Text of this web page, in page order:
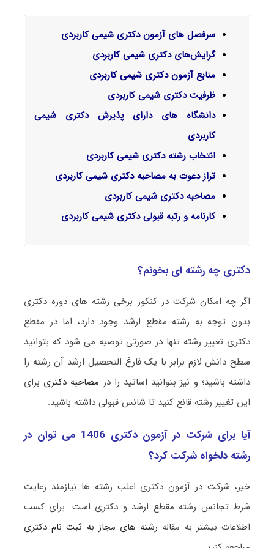
سرفصل‌ های آزمون دکتری شیمی کاربردی
گرایش‌های دکتری شیمی کاربردی
منابع آزمون دکتری شیمی کاربردی
ظرفیت دکتری شیمی کاربردی
دانشگاه های دارای پذیرش دکتری شیمی
کاربردی
انتخاب رشته دکتری شیمی کاربردی
تراز دعوت به مصاحبه دکتری شیمی کاربردی
مصاحبه دکتری شیمی کاربردی
کارنامه و رتبه قبولی دکتری شیمی کاربردی
دکتری چه رشته ای بخونم؟
اگر چه امکان شرکت در کنکور برخی رشته های دوره دکتری
بدون توجه به رشته مقطع ارشد وجود دارد، اما در مقطع
دکتری تغییر رشته تنها در صورتی توصیه می شود که بتوانید
سطح دانش لازم برابر با یک فارغ التحصیل ارشد آن رشته را
داشته باشید؛ و نیز بتوانید اساتید را در مصاحبه دکتری برای
این تغییر رشته قانع کنید تا شانس قبولی داشته باشید.
آیا برای شرکت در آزمون دکتری 1406 می توان در
رشته دلخواه شرکت کرد؟
خیر، شرکت در آزمون دکتری اغلب رشته ها نیازمند رعایت
شرط تجانس رشته مقطع ارشد و دکتری است. برای کسب
اطلاعات بیشتر به مقاله رشته های مجاز به ثبت نام دکتری